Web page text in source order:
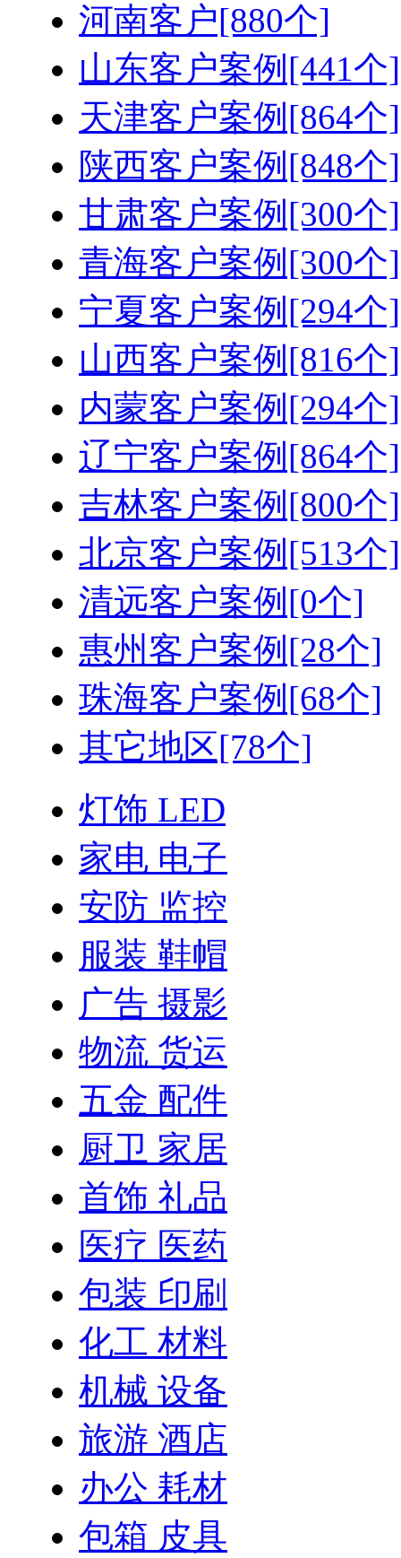
河南客户[880个]
山东客户案例[441个]
天津客户案例[864个]
陕西客户案例[848个]
甘肃客户案例[300个]
青海客户案例[300个]
宁夏客户案例[294个]
山西客户案例[816个]
内蒙客户案例[294个]
辽宁客户案例[864个]
吉林客户案例[800个]
北京客户案例[513个]
清远客户案例[0个]
惠州客户案例[28个]
珠海客户案例[68个]
其它地区[78个]
灯饰 LED
家电 电子
安防 监控
服装 鞋帽
广告 摄影
物流 货运
五金 配件
厨卫 家居
首饰 礼品
医疗 医药
包装 印刷
化工 材料
机械 设备
旅游 酒店
办公 耗材
包箱 皮具